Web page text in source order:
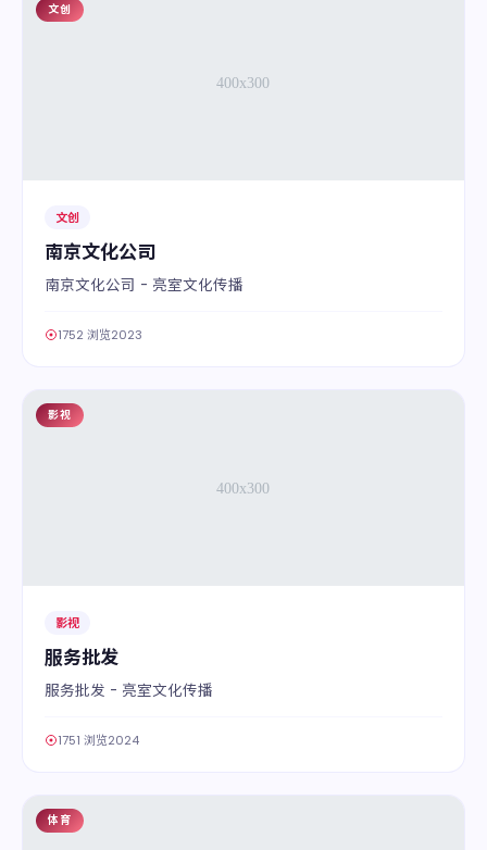
文创
文创
南京文化公司
南京文化公司 - 亮室文化传播
1752 浏览2023
影视
影视
服务批发
服务批发 - 亮室文化传播
1751 浏览2024
体育